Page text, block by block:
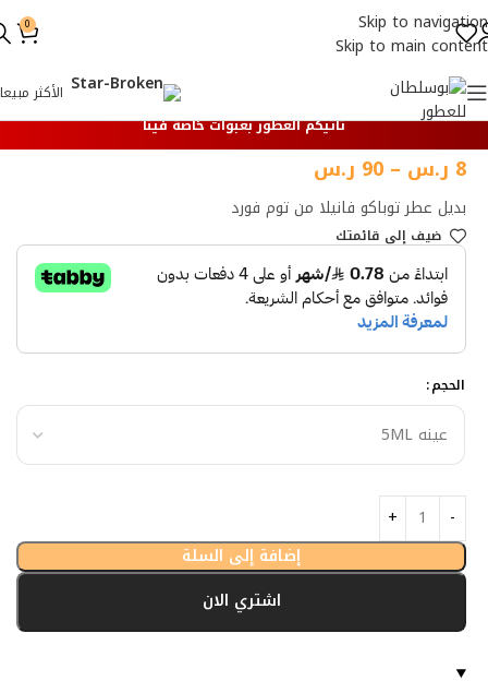
Skip to navigation
Skip to main content
0
الأكثر مبيعا
تأتيكم العطور بعبوات خاصة فينا
بديل عطر توباكو فانيلا من توم فورد
8 ر.س –
90 ر.س
ضيف إلي قائمتك
الحجم
إضافة إلى السلة
اشتري الان